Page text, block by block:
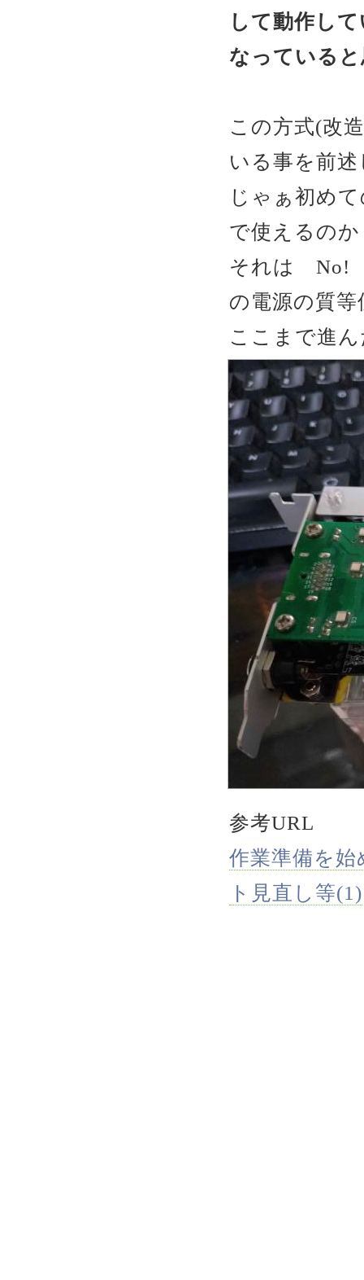
して動作し
なっている
この方式(改
いる事を前
じゃぁ初め
で使えるの
それは No!
の電源の質
ここまで進
参考URL
作業準備を始
ト見直し等(1)